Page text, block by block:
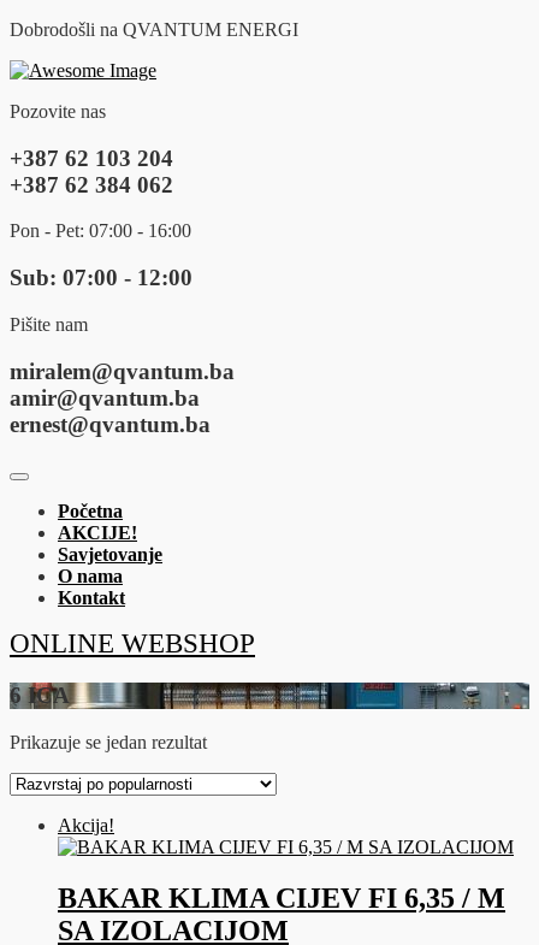
Dobrodošli na QVANTUM ENERGI
Pozovite nas
+387 62 103 204
+387 62 384 062
Pon - Pet: 07:00 - 16:00
Sub: 07:00 - 12:00
Pišite nam
miralem@qvantum.ba
amir@qvantum.ba
ernest@qvantum.ba
Početna
AKCIJE!
Savjetovanje
O nama
Kontakt
ONLINE WEBSHOP
6 ICA
Prikazuje se jedan rezultat
Akcija!
BAKAR KLIMA CIJEV FI 6,35 / M
SA IZOLACIJOM